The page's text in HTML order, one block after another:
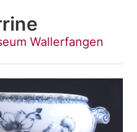
Wallerfangen